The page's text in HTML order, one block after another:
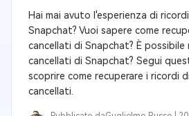
Hai mai avuto l'esperienza di
Snapchat? Vuoi sapere come
cancellati di Snapchat? È possibile
cancellati di Snapchat? Segui
scoprire come recuperare i ricordi
cancellati.